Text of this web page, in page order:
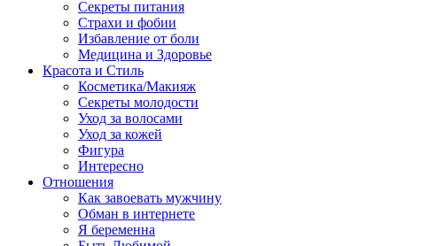
Секреты питания
Страхи и фобии
Избавление от боли
Медицина и Здоровье
Красота и Стиль
Косметика/Макияж
Секреты молодости
Уход за волосами
Уход за кожей
Фигура
Интересно
Отношения
Как завоевать мужчину
Обман в интернете
Я беременна